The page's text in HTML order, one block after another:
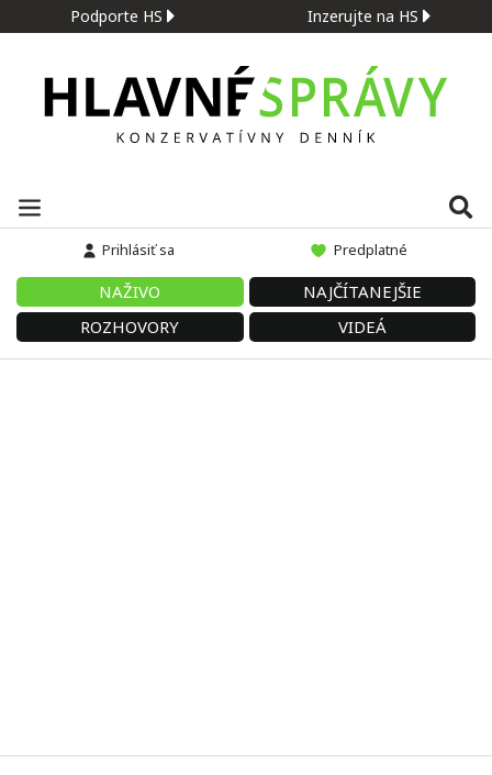
Podporte HS Inzerujte na HS
Prihlásiť sa Predplatné
NAŽIVO
NAJČÍTANEJŠIE
ROZHOVORY
VIDEÁ